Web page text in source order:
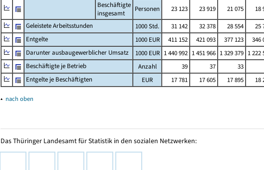
Beschäftigte
insgesamt
Personen 23 123 23 919 21 075 18
Geleistete Arbeitsstunden
1000 Std. 31 142 32 378 28 554 25
Entgelte
1000 EUR 411 152 421 093 377 123 346
Darunter ausbaugewerblicher Umsatz
1000 EUR 1 440 992 1 451 966 1 329 379 1 222
Beschäftigte je Betrieb
Anzahl 39 37 33
Entgelte je Beschäftigten
EUR 17 781 17 605 17 895 18
▴ nach oben
Das Thüringer Landesamt für Statistik in den sozialen Netzwerken: